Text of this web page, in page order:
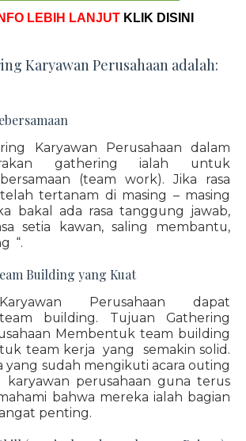
LEBIH LANJUT KLIK DISINI
Karyawan Perusahaan adalah:
Karyawan Perusahaan dalam
gathering ialah untuk
(team work). Jika rasa
tertanam di masing – masing
bakal ada rasa tanggung jawab,
setia kawan, saling membantu,
“.
Building yang Kuat
Perusahaan dapat
building. Tujuan Gathering
Membentuk team building
team kerja yang semakin solid.
yang sudah mengikuti acara outing
perusahaan guna terus
bahwa mereka ialah bagian
penting.